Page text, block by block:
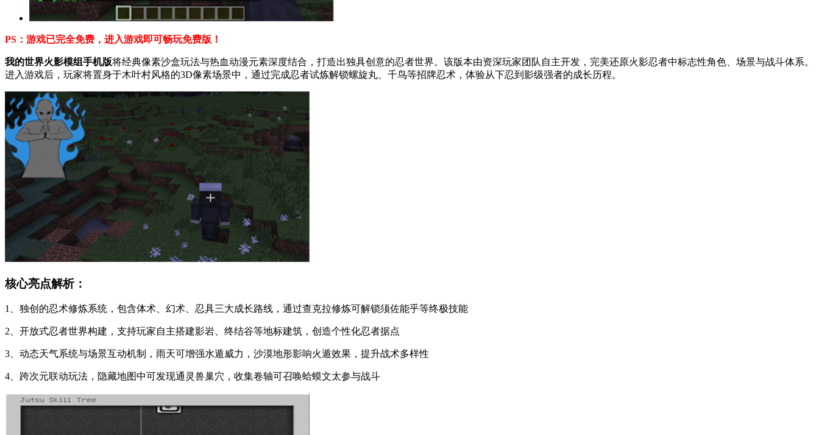
PS：游戏已完全免费，进入游戏即可畅玩免费版！
我的世界火影模组手机版将经典像素沙盒玩法与热血动漫元素深度结合，打造出独具创意的忍者世界。该版本由资深玩家团队自主开发，完美还原火影忍者中标志性角色、场景与战斗体系。
进入游戏后，玩家将置身于木叶村风格的3D像素场景中，通过完成忍者试炼解锁螺旋丸、千鸟等招牌忍术，体验从下忍到影级强者的成长历程。
核心亮点解析：
1、独创的忍术修炼系统，包含体术、幻术、忍具三大成长路线，通过查克拉修炼可解锁须佐能乎等终极技能
2、开放式忍者世界构建，支持玩家自主搭建影岩、终结谷等地标建筑，创造个性化忍者据点
3、动态天气系统与场景互动机制，雨天可增强水遁威力，沙漠地形影响火遁效果，提升战术多样性
4、跨次元联动玩法，隐藏地图中可发现通灵兽巢穴，收集卷轴可召唤蛤蟆文太参与战斗